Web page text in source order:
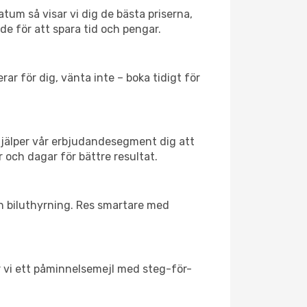
så visar vi dig de bästa priserna,
för att spara tid och pengar.
för dig, vänta inte – boka tidigt för
vår erbjudandesegment dig att
och dagar för bättre resultat.
biluthyrning. Res smartare med
vi ett påminnelsemejl med steg-för-